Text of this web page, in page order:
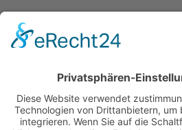
burlesque cuba special
girls & legendary us-cars kalender
helge thomsen kalender
kalender releaseparty livestream